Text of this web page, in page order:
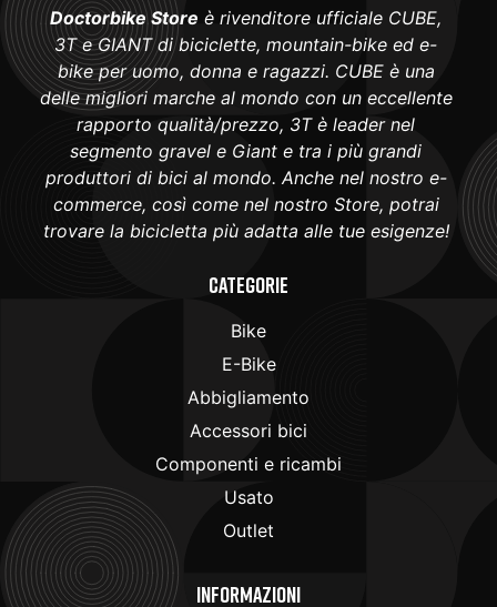
Doctorbike Store è rivenditore ufficiale CUBE,
3T e GIANT di biciclette, mountain-bike ed e-
bike per uomo, donna e ragazzi. CUBE è una
delle migliori marche al mondo con un eccellente
rapporto qualità/prezzo, 3T è leader nel
segmento gravel e Giant e tra i più grandi
produttori di bici al mondo. Anche nel nostro e-
commerce, così come nel nostro Store, potrai
trovare la bicicletta più adatta alle tue esigenze!
Categorie
Bike
E-Bike
Abbigliamento
Accessori bici
Componenti e ricambi
Usato
Outlet
Informazioni